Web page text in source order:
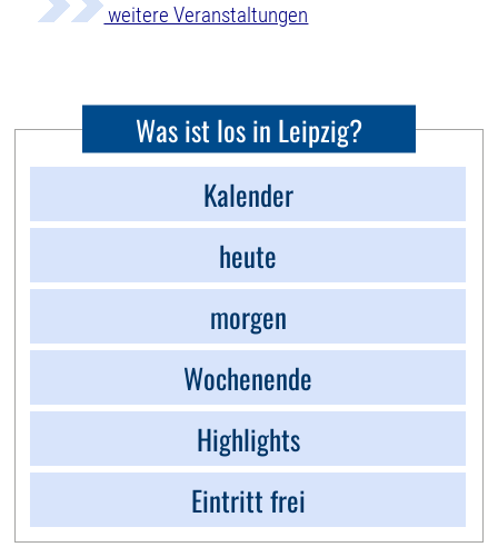
weitere Veranstaltungen
Was ist los in Leipzig?
Kalender
heute
morgen
Wochenende
Highlights
Eintritt frei